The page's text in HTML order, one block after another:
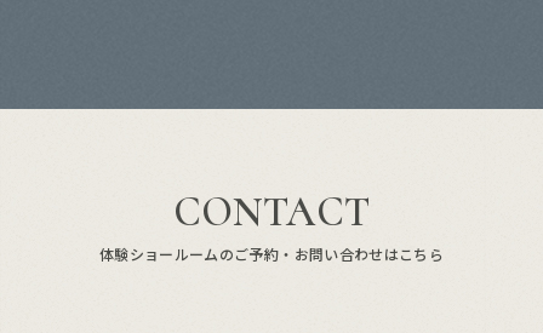
CONTACT
体験ショールームのご予約・お問い合わせはこちら